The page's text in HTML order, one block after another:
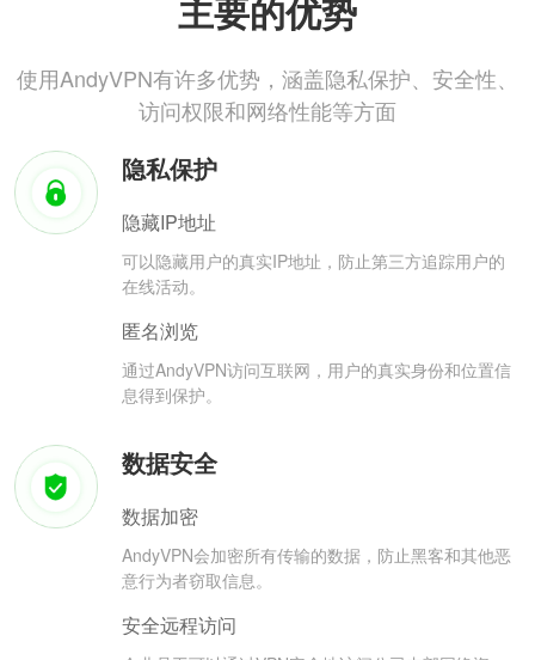
主要的优势
使用AndyVPN有许多优势，涵盖隐私保护、安全性、
访问权限和网络性能等方面
隐私保护
隐藏IP地址
可以隐藏用户的真实IP地址，防止第三方追踪用户的
在线活动。
匿名浏览
通过AndyVPN访问互联网，用户的真实身份和位置信
息得到保护。
数据安全
数据加密
AndyVPN会加密所有传输的数据，防止黑客和其他恶
意行为者窃取信息。
安全远程访问